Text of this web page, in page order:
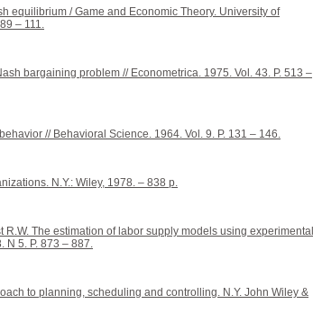
equilibrium / Game and Economic Theory. University of
– 111.
bargaining problem // Econometrica. 1975. Vol. 43. P. 513 –
// Behavioral Science. 1964. Vol. 9. P. 131 – 146.
N.Y.: Wiley, 1978. – 838 p.
R.W. The estimation of labor supply models using experimental
N 5. P. 873 – 887.
to planning, scheduling and controlling. N.Y. John Wiley &